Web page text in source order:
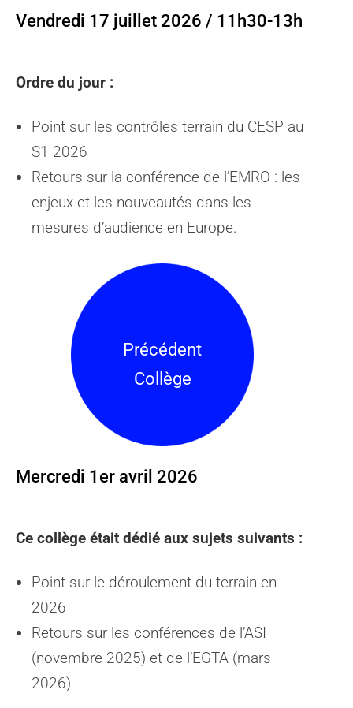
Vendredi 17 juillet 2026 / 11h30-13h
Ordre du jour :
Point sur les contrôles terrain du CESP au
S1 2026
Retours sur la conférence de l’EMRO : les
enjeux et les nouveautés dans les
mesures d’audience en Europe.
Précédent
Collège
Mercredi 1er avril 2026
Ce collège était dédié aux sujets suivants :
Point sur le déroulement du terrain en
2026
Retours sur les conférences de l’ASI
(novembre 2025) et de l’EGTA (mars
2026)